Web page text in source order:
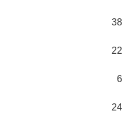
38
22
6
24